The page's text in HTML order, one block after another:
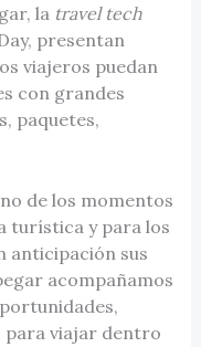
la travel tech
presentan
viajeros puedan
con grandes
paquetes,
de los momentos
turística y para los
anticipación sus
acompañamos
para viajar dentro